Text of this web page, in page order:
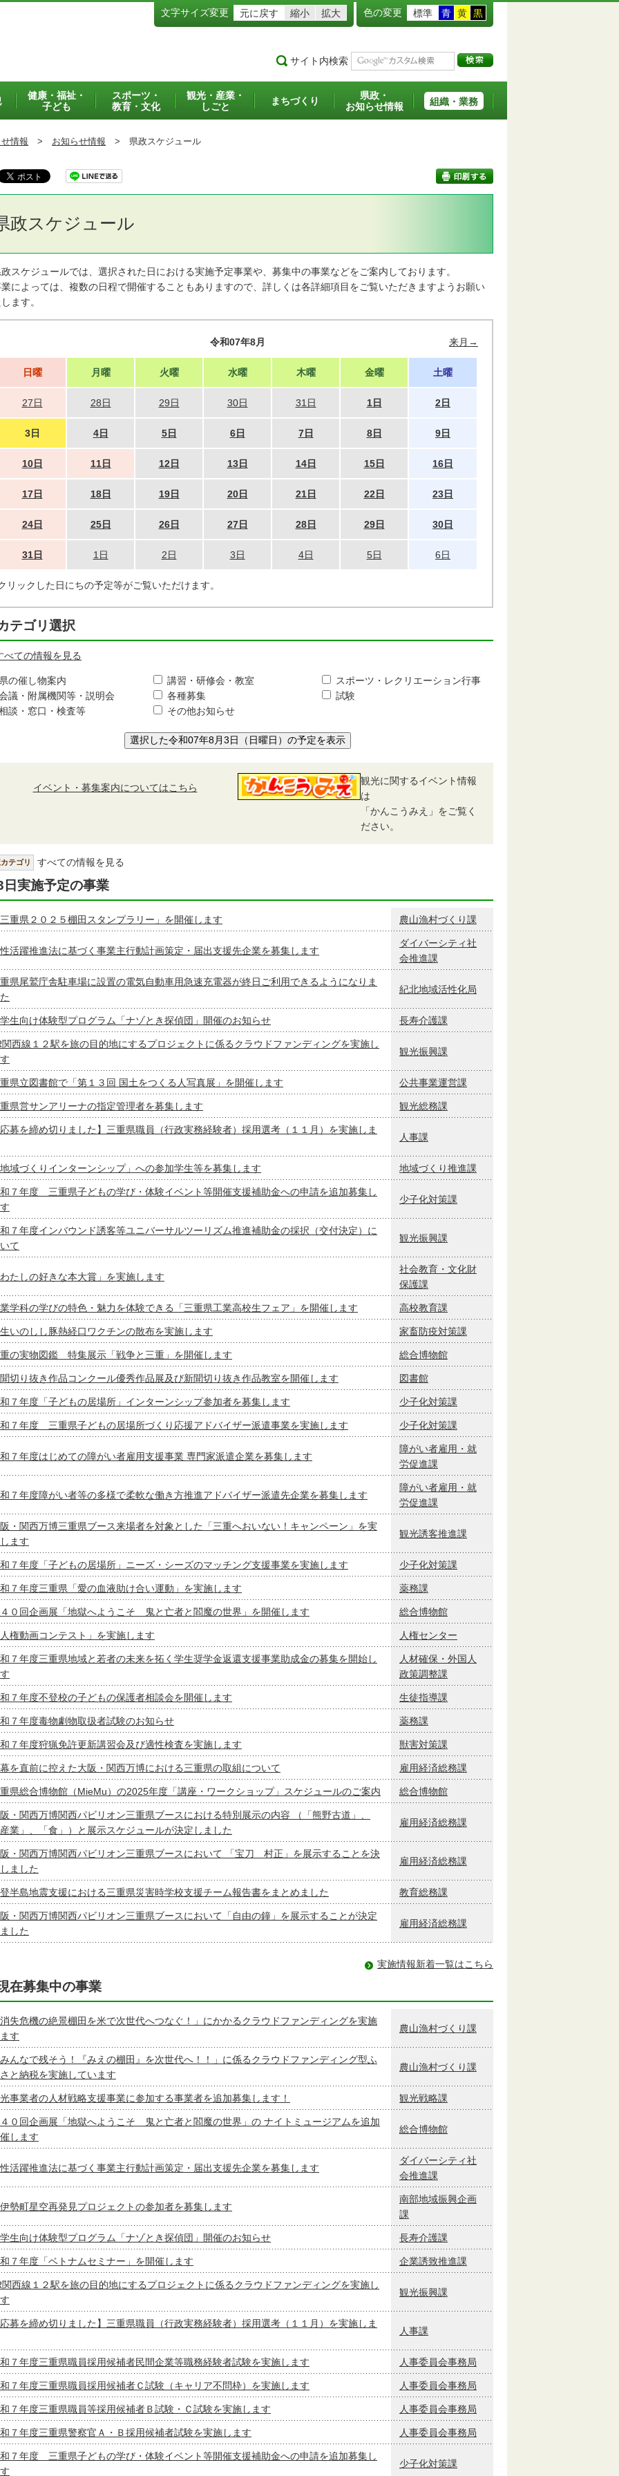
文字サイズ変更 元に戻す 縮小 拡大 色の変更 標準 青 黄 黒
サイト内検索
健康・福祉・
子ども
スポーツ・
教育・文化
観光・産業・
しごと
まちづくり
県政・
お知らせ情報
組織・業務
情報 > お知らせ情報 > 県政スケジュール
政スケジュール
ケジュールでは、選択された日における実施予定事業や、募集中の事業などをご案内しております。
よっては、複数の日程で開催することもありますので、詳しくは各詳細項目をご覧いただきますようお願い
ます。
令和07年8月 来月→
日曜 月曜 火曜 水曜 木曜 金曜 土曜
27日 28日 29日 30日 31日 1日 2日
3日 4日 5日 6日 7日 8日 9日
10日 11日 12日 13日 14日 15日 16日
17日 18日 19日 20日 21日 22日 23日
24日 25日 26日 27日 28日 29日 30日
31日 1日 2日 3日 4日 5日 6日
リックした日にちの予定等がご覧いただけます。
テゴリ選択
べての情報を見る
の催し物案内 講習・研修会・教室
スポーツ・レクリエーション行事
議・附属機関等・説明会
各種募集
試験
談・窓口・検査等
その他お知らせ
選択した令和07年8月3日（日曜日）の予定を表示
イベント・募集案内についてはこちら
観光に関するイベント情報
は
「かんこうみえ」をご覧く
ださい。
テゴリ すべての情報を見る
日実施予定の事業
重県２０２５棚田スタンプラリー」を開催します 農山漁村づくり課
活躍推進法に基づく事業主行動計画策定・届出支援先企業を募集します
ダイバーシティ社
会推進課
県尾鷲庁舎駐車場に設置の電気自動車用急速充電器が終日ご利用できるようになりま
紀北地域活性化局
生向け体験型プログラム「ナゾとき探偵団」開催のお知らせ 長寿介護課
関西線１２駅を旅の目的地にするプロジェクトに係るクラウドファンディングを実施し
観光振興課
県立図書館で「第１３回 国土をつくる人写真展」を開催します 公共事業運営課
県営サンアリーナの指定管理者を募集します 観光総務課
募を締め切りました】三重県職員（行政実務経験者）採用選考（１１月）を実施しま
人事課
域づくりインターンシップ」への参加学生等を募集します 地域づくり推進課
７年度 三重県子どもの学び・体験イベント等開催支援補助金への申請を追加募集し
少子化対策課
７年度インバウンド誘客等ユニバーサルツーリズム推進補助金の採択（交付決定）に
て
観光振興課
たしの好きな本大賞」を実施します
社会教育・文化財
保護課
学科の学びの特色・魅力を体験できる「三重県工業高校生フェア」を開催します 高校教育課
いのしし豚熱経口ワクチンの散布を実施します 家畜防疫対策課
の実物図鑑 特集展示「戦争と三重」を開催します 総合博物館
切り抜き作品コンクール優秀作品展及び新聞切り抜き作品教室を開催します 図書館
７年度「子どもの居場所」インターンシップ参加者を募集します 少子化対策課
７年度 三重県子どもの居場所づくり応援アドバイザー派遣事業を実施します 少子化対策課
７年度はじめての障がい者雇用支援事業 専門家派遣企業を募集します
障がい者雇用・就
労促進課
７年度障がい者等の多様で柔軟な働き方推進アドバイザー派遣先企業を募集します
障がい者雇用・就
労促進課
・関西万博三重県ブース来場者を対象とした「三重へおいない！キャンペーン」を実
ます
観光誘客推進課
７年度「子どもの居場所」ニーズ・シーズのマッチング支援事業を実施します 少子化対策課
７年度三重県「愛の血液助け合い運動」を実施します 薬務課
０回企画展「地獄へようこそ 鬼と亡者と閻魔の世界」を開催します 総合博物館
権動画コンテスト」を実施します 人権センター
７年度三重県地域と若者の未来を拓く学生奨学金返還支援事業助成金の募集を開始し
人材確保・外国人
政策調整課
７年度不登校の子どもの保護者相談会を開催します 生徒指導課
７年度毒物劇物取扱者試験のお知らせ 薬務課
７年度狩猟免許更新講習会及び適性検査を実施します 獣害対策課
を直前に控えた大阪・関西万博における三重県の取組について 雇用経済総務課
県総合博物館（MieMu）の2025年度「講座・ワークショップ」スケジュールのご案内 総合博物館
・関西万博関西パビリオン三重県ブースにおける特別展示の内容 （「熊野古道」、
業」、「食」）と展示スケジュールが決定しました
雇用経済総務課
・関西万博関西パビリオン三重県ブースにおいて 「宝刀 村正」を展示することを決
ました
雇用経済総務課
半島地震支援における三重県災害時学校支援チーム報告書をまとめました 教育総務課
・関西万博関西パビリオン三重県ブースにおいて「自由の鐘」を展示することが決定
した
雇用経済総務課
実施情報新着一覧はこちら
在募集中の事業
失危機の絶景棚田を米で次世代へつなぐ！」にかかるクラウドファンディングを実施
す
農山漁村づくり課
んなで残そう！『みえの棚田』を次世代へ！！」に係るクラウドファンディング型ふ
と納税を実施しています
農山漁村づくり課
事業者の人材戦略支援事業に参加する事業者を追加募集します！ 観光戦略課
０回企画展「地獄へようこそ 鬼と亡者と閻魔の世界」の ナイトミュージアムを追加
します
総合博物館
活躍推進法に基づく事業主行動計画策定・届出支援先企業を募集します
ダイバーシティ社
会推進課
勢町星空再発見プロジェクトの参加者を募集します
南部地域振興企画
課
生向け体験型プログラム「ナゾとき探偵団」開催のお知らせ 長寿介護課
７年度「ベトナムセミナー」を開催します 企業誘致推進課
関西線１２駅を旅の目的地にするプロジェクトに係るクラウドファンディングを実施し
観光振興課
募を締め切りました】三重県職員（行政実務経験者）採用選考（１１月）を実施しま
人事課
７年度三重県職員採用候補者民間企業等職務経験者試験を実施します 人事委員会事務局
７年度三重県職員採用候補者Ｃ試験（キャリア不問枠）を実施します 人事委員会事務局
７年度三重県職員等採用候補者Ｂ試験・Ｃ試験を実施します 人事委員会事務局
７年度三重県警察官Ａ・Ｂ採用候補者試験を実施します 人事委員会事務局
７年度 三重県子どもの学び・体験イベント等開催支援補助金への申請を追加募集し
少子化対策課